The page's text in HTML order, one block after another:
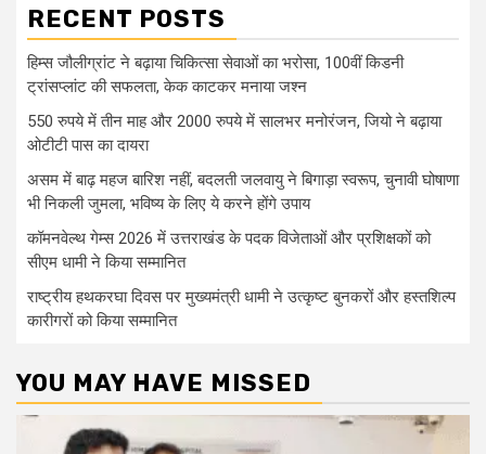
RECENT POSTS
हिम्स जौलीग्रांट ने बढ़ाया चिकित्सा सेवाओं का भरोसा, 100वीं किडनी
ट्रांसप्लांट की सफलता, केक काटकर मनाया जश्न
550 रुपये में तीन माह और 2000 रुपये में सालभर मनोरंजन, जियो ने बढ़ाया
ओटीटी पास का दायरा
असम में बाढ़ महज बारिश नहीं, बदलती जलवायु ने बिगाड़ा स्वरूप, चुनावी घोषाणा
भी निकली जुमला, भविष्य के लिए ये करने होंगे उपाय
कॉमनवेल्थ गेम्स 2026 में उत्तराखंड के पदक विजेताओं और प्रशिक्षकों को
सीएम धामी ने किया सम्मानित
राष्ट्रीय हथकरघा दिवस पर मुख्यमंत्री धामी ने उत्कृष्ट बुनकरों और हस्तशिल्प
कारीगरों को किया सम्मानित
YOU MAY HAVE MISSED